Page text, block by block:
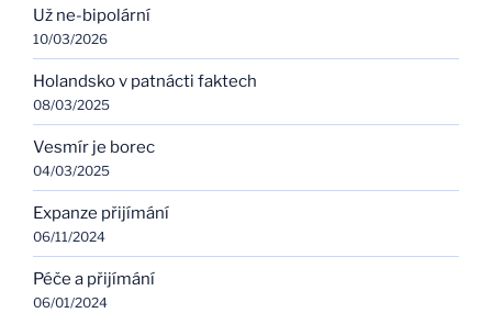
Už ne-bipolární
10/03/2026
Holandsko v patnácti faktech
08/03/2025
Vesmír je borec
04/03/2025
Expanze přijímání
06/11/2024
Péče a přijímání
06/01/2024